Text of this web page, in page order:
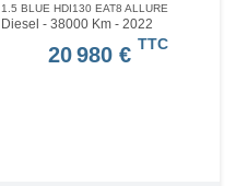
1.5 BLUE HDI130 EAT8 ALLURE
Diesel - 38000 Km- 2022
20 980 € TTC